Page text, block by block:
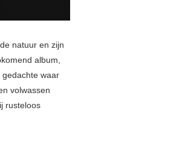
natuur en zijn
album,
waar
volwassen
rusteloos